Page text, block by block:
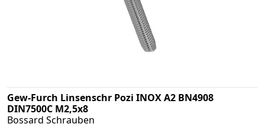
Gew-Furch Linsenschr Pozi INOX A2 BN4908
DIN7500C M2,5x8
Bossard Schrauben